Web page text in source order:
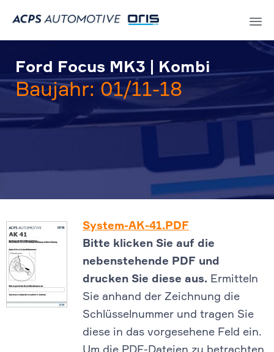
Ford Focus MK3 | Kombi
Baujahr: 01/11-18
System-AK-41.PDF
Bitte klicken Sie auf die
nebenstehende PDF und
drucken Sie diese aus. Ermitteln
Sie anhand der Zeichnung die
Schlüsselnummer und tragen Sie
diese in das vorgesehene Feld ein.